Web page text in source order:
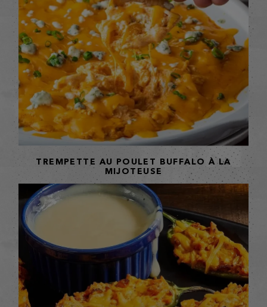
TREMPETTE AU POULET BUFFALO À LA
MIJOTEUSE